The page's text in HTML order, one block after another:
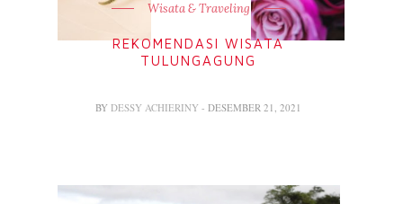
Wisata & Traveling
REKOMENDASI WISATA
TULUNGAGUNG
BYDESSY ACHIERINY- DESEMBER 21, 2021